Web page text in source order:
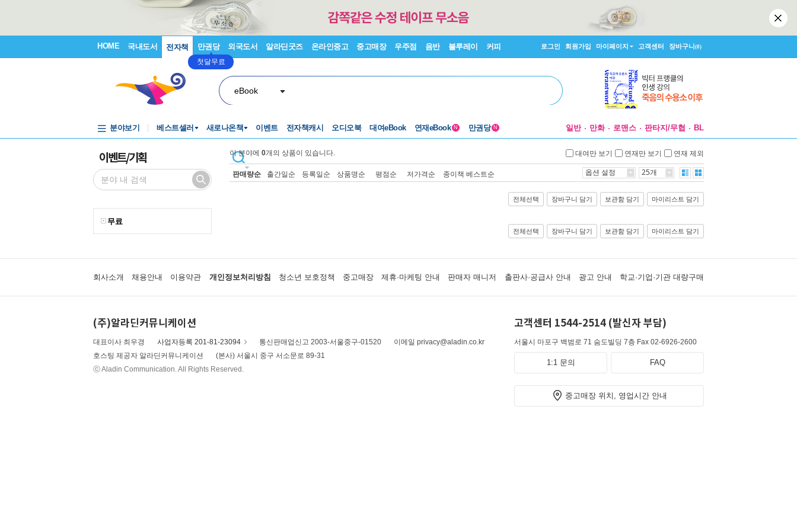
HOME 국내도서 전자책 만권당
첫달무료
외국도서 알라딘굿즈 온라인중고 중고매장 우주점 음반 블루레이 커피 로그인 회원가입 마이페이지 고객센터 장바구니(0)
eBook
분야보기 베스트셀러 새로나온책 이벤트 전자책캐시 오디오북 대여eBook 연재eBook N 만권당 N 일반 만화 로맨스 판타지/무협 BL
이벤트/기획
무료
이 분야에 0개의 상품이 있습니다. 대여만 보기 연재만 보기 연재 제외
판매량순 출간일순 등록일순 상품명순 평점순 저가격순 종이책 베스트순 옵션 설정 25개
전체선택 장바구니 담기 보관함 담기 마이리스트 담기
전체선택 장바구니 담기 보관함 담기 마이리스트 담기
회사소개 채용안내 이용약관 개인정보처리방침 청소년 보호정책 중고매장 제휴·마케팅 안내 판매자 매니저 출판사·공급사 안내 광고 안내 학교·기업·기관 대량구매
(주)알라딘커뮤니케이션
대표이사 최우경 사업자등록 201-81-23094 통신판매업신고 2003-서울중구-01520
이메일 privacy@aladin.co.kr
호스팅 제공자 알라딘커뮤니케이션
(본사) 서울시 중구 서소문로 89-31
ⓒ Aladin Communication. All Rights Reserved.
고객센터 1544-2514 (발신자 부담)
서울시 마포구 백범로 71 숨도빌딩 7층 Fax 02-6926-2600
1:1 문의 FAQ
중고매장 위치, 영업시간 안내